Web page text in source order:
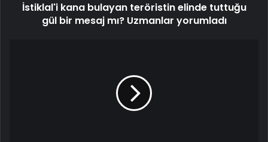
İstiklal'i kana bulayan teröristin elinde tuttuğu
gül bir mesaj mı? Uzmanlar yorumladı